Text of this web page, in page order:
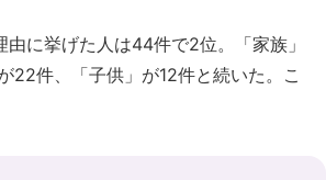
に挙げた人は44件で2位。「家族」
22件、「子供」が12件と続いた。こ